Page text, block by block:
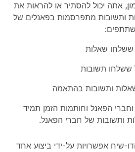
אתה יכול להסתיר או להראות את
ותשובות מתפרסמות בפאנלים של
שאלות
ששלחו תשובות
ותשובות בהתאמה
הפאנל וחותמות הזמן תמיד
ותשובות של חברי הפאנל.
שיח אפשרויות על-ידי ביצוע אחד